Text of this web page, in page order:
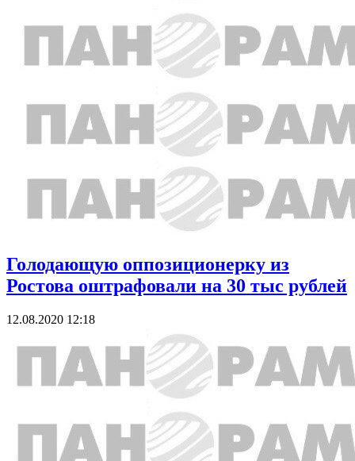
Голодающую оппозиционерку из
Ростова оштрафовали на 30 тыс рублей
12.08.2020 12:18